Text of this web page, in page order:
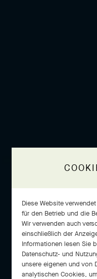
Diese Website
für den Betrieb und die
Wir verwenden auch
einschließlich der
Informationen lesen Sie
Datenschutz- und
unsere eigenen und von
analytischen Cookies,